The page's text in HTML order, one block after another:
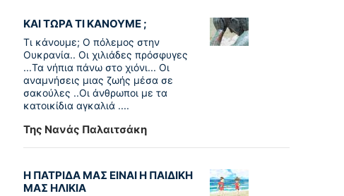
ΚΑΙ ΤΩΡΑ ΤΙ ΚΑΝΟΥΜΕ ;
Τι κάνουμε; Ο πόλεμος στην
Ουκρανία.. Οι χιλιάδες πρόσφυγες
...Τα νήπια πάνω στο χιόνι... Οι
αναμνήσεις μιας ζωής μέσα σε
σακούλες ..Οι άνθρωποι με τα
κατοικίδια αγκαλιά ....
Της Νανάς Παλαιτσάκη
Η ΠΑΤΡΙΔΑ ΜΑΣ ΕΙΝΑΙ Η ΠΑΙΔΙΚΗ
ΜΑΣ ΗΛΙΚΙΑ